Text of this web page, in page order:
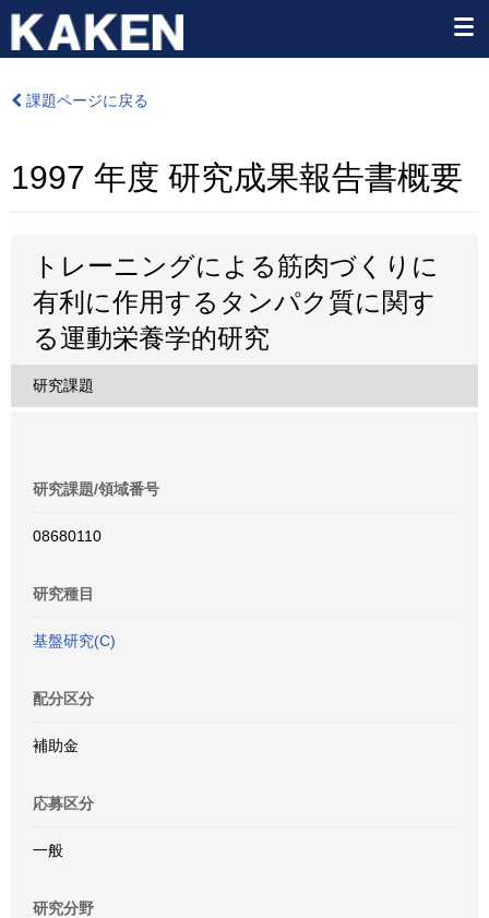
課題ページに戻る
1997 年度 研究成果報告書概要
トレーニングによる筋肉づくりに
有利に作用するタンパク質に関す
る運動栄養学的研究
研究課題
研究課題/領域番号
08680110
研究種目
基盤研究(C)
配分区分
補助金
応募区分
一般
研究分野